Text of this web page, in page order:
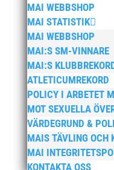
MAI WEBBSHOP
MAI STATISTIK
MAI WEBBSHOP
MAI:S SM-VINNARE
MAI:S
ATLETICUMREKORD
POLICY I ARBETET
MOT SEXUELLA
VÄRDEGRUND &
MAIS TÄVLING OCH
MAI
KONTAKTA OSS
juni 2017
maj 2017
april 2017
mars 2017
februari 2017
januari 2017
december 2016
november 2016
oktober 2016